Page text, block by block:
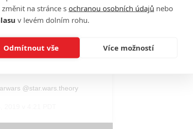
@star.wars.theory
na stránce s ochranou osobních údajů nebo
v levém dolním rohu.
Odmítnout vše Více možností